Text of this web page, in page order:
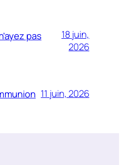
pas
18 juin,
2026
11 juin, 2026